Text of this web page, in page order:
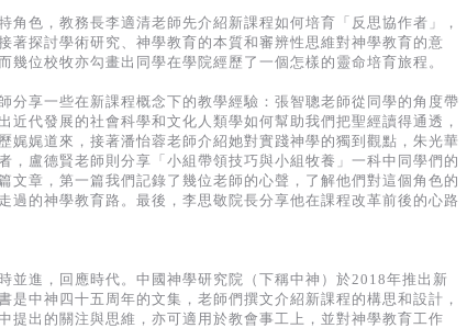
角色，教務長李適清老師先介紹新課程如何培育「反思協作者」，
著探討學術研究、神學教育的本質和審辨性思維對神學教育的意
幾位校牧亦勾畫出同學在學院經歷了一個怎樣的靈命培育旅程。
分享一些在新課程概念下的教學經驗：張智聰老師從同學的角度帶
近代發展的社會科學和文化人類學如何幫助我們把聖經讀得通透，
娓娓道來，接著潘怡蓉老師介紹她對實踐神學的獨到觀點，朱光華
，盧德賢老師則分享「小組帶領技巧與小組牧養」一科中同學們的
文章，第一篇我們記錄了幾位老師的心聲，了解他們對這個角色的
過的神學教育路。最後，李思敬院長分享他在課程改革前後的心路
並進，回應時代。中國神學研究院（下稱中神）於2018年推出新
是中神四十五周年的文集，老師們撰文介紹新課程的構思和設計，
提出的關注與思維，亦可適用於教會事工上，並對神學教育工作